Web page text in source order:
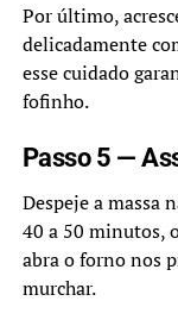
Por último,
delicadamente
esse cuidado
fofinho.
Passo 5 —
Despeje a massa
40 a 50 minutos,
abra o forno nos
murchar.